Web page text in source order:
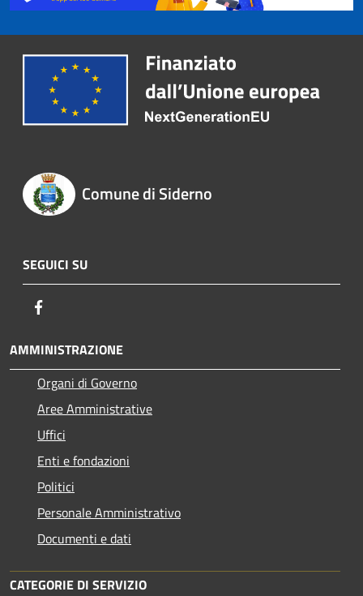
Comune di Siderno
SEGUICI SU
AMMINISTRAZIONE
Organi di Governo
Aree Amministrative
Uffici
Enti e fondazioni
Politici
Personale Amministrativo
Documenti e dati
CATEGORIE DI SERVIZIO